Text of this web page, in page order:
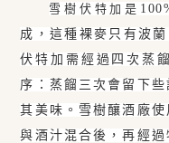
雪樹伏特加是
成，這種裸麥只有波蘭
伏特加需經過四次蒸
序：蒸餾三次會留下
其美味。雪樹釀酒廠
與酒汁混合後，再經